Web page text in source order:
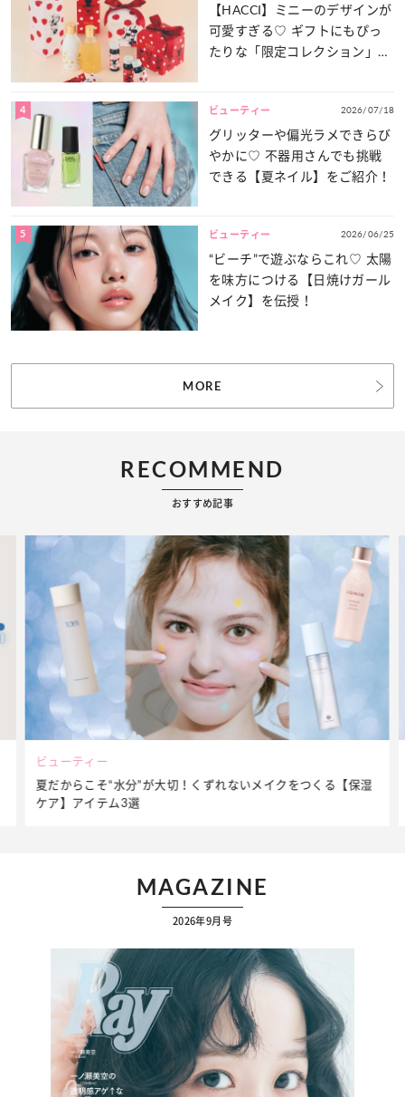
【HACCI】ミニーのデザインが
可愛すぎる♡ ギフトにもぴっ
たりな「限定コレクション」が
4 ビューティー 2026/07/18
グリッターや偏光ラメできらび
やかに♡ 不器用さんでも挑戦
できる【夏ネイル】をご紹介！
5 ビューティー 2026/06/25
“ビーチ”で遊ぶならこれ♡ 太陽
を味方につける【日焼けガール
メイク】を伝授！
MORE
RECOMMEND
おすすめ記事
ビューティー
夏だからこそ“水分”が大切！くずれないメイクをつくる【保湿
ケア】アイテム3選
MAGAZINE
2026年9月号